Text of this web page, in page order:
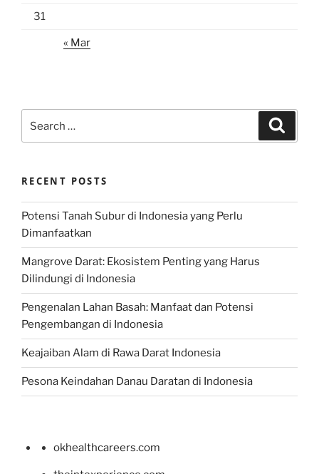
31
« Mar
for:
RECENT POSTS
Potensi Tanah Subur di Indonesia yang Perlu
Dimanfaatkan
Mangrove Darat: Ekosistem Penting yang Harus
Dilindungi di Indonesia
Pengenalan Lahan Basah: Manfaat dan Potensi
Pengembangan di Indonesia
Keajaiban Alam di Rawa Darat Indonesia
Pesona Keindahan Danau Daratan di Indonesia
okhealthcareers.com